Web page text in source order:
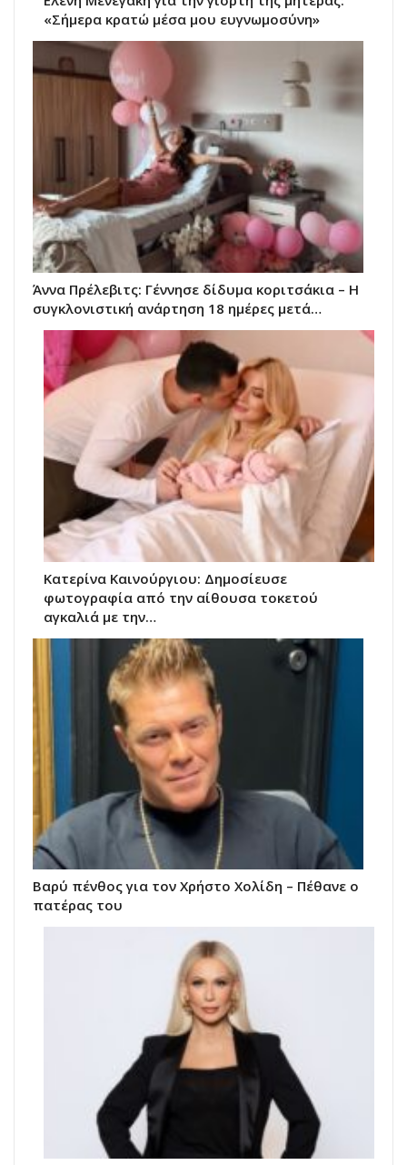
«Σήμερα κρατώ μέσα μου ευγνωμοσύνη»
Άννα Πρέλεβιτς: Γέννησε δίδυμα κοριτσάκια – Η
συγκλονιστική ανάρτηση 18 ημέρες μετά…
Κατερίνα Καινούργιου: Δημοσίευσε
φωτογραφία από την αίθουσα τοκετού
αγκαλιά με την…
Βαρύ πένθος για τον Χρήστο Χολίδη – Πέθανε ο
πατέρας του